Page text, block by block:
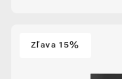
Zľava 15%